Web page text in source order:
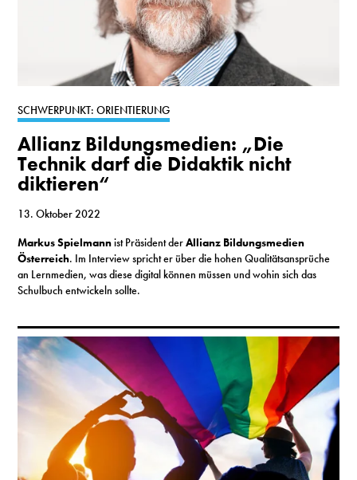
SCHWERPUNKT: ORIENTIERUNG
Allianz Bildungsmedien: „Die
Technik darf die Didaktik nicht
diktieren“
13. Oktober 2022
Markus Spielmannist Präsident derAllianz Bildungsmedien
Österreich. Im Interview spricht er über die hohen Qualitätsansprüche
an Lernmedien, was diese digital können müssen und wohin sich das
Schulbuch entwickeln sollte.